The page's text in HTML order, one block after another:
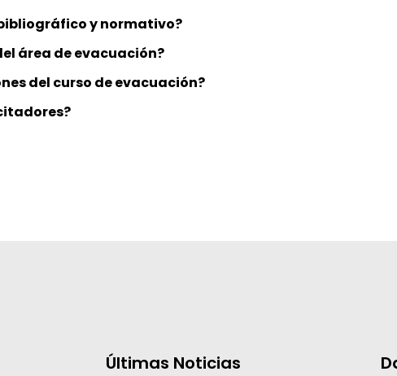
y normativo?
área de evacuación?
del curso de evacuación?
Últimas Noticias